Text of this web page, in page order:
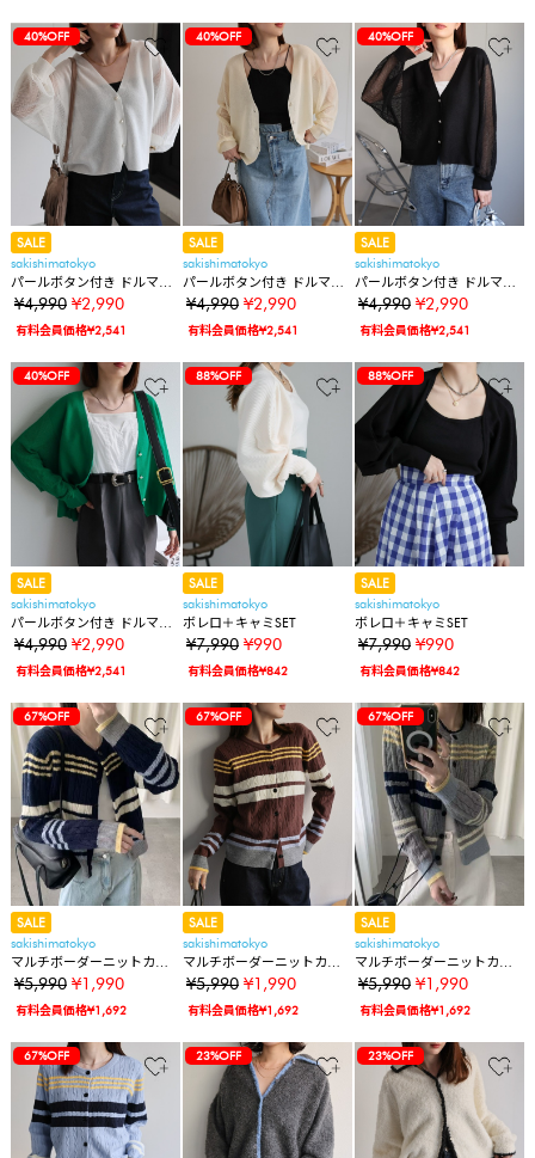
40%OFF
SALE
sakishimatokyo
パールボタン付き ドルマン
スリーブシアーカーディガ
ン/冷房対策
¥4,990 ¥2,990
有料会員価格¥2,541
40%OFF
SALE
sakishimatokyo
パールボタン付き ドルマン
スリーブシアーカーディガ
ン/冷房対策
¥4,990 ¥2,990
有料会員価格¥2,541
40%OFF
SALE
sakishimatokyo
パールボタン付き ドルマン
スリーブシアーカーディガ
ン/冷房対策
¥4,990 ¥2,990
有料会員価格¥2,541
40%OFF
SALE
sakishimatokyo
パールボタン付き ドルマン
スリーブシアーカーディガ
¥4,990 ¥2,990
有料会員価格¥2,541
88%OFF
SALE
sakishimatokyo
ボレロ＋キャミSET
¥7,990 ¥990
有料会員価格¥842
88%OFF
SALE
sakishimatokyo
ボレロ＋キャミSET
¥7,990 ¥990
有料会員価格¥842
67%OFF
SALE
sakishimatokyo
マルチボーダーニットカー
ディガン
¥5,990 ¥1,990
有料会員価格¥1,692
67%OFF
SALE
sakishimatokyo
マルチボーダーニットカー
ディガン
¥5,990 ¥1,990
有料会員価格¥1,692
67%OFF
SALE
sakishimatokyo
マルチボーダーニットカー
ディガン
¥5,990 ¥1,990
有料会員価格¥1,692
67%OFF 23%OFF 23%OFF